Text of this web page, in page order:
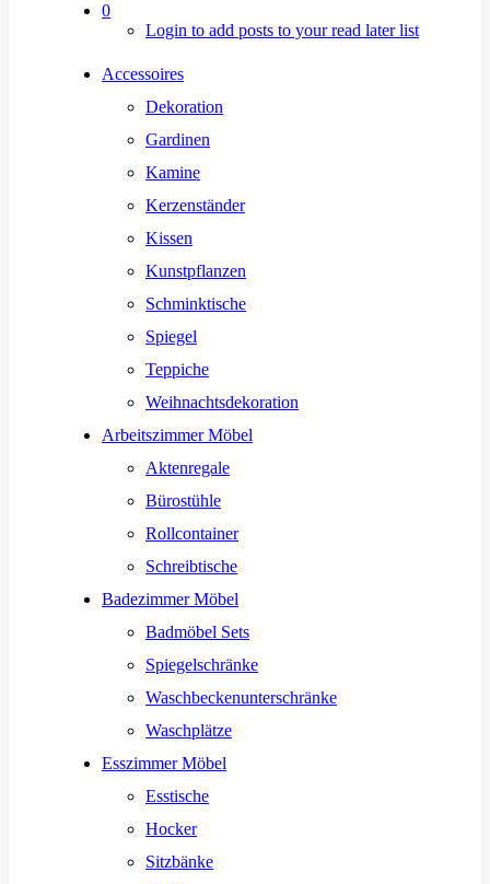
0
Login to add posts to your read later list
Accessoires
Dekoration
Gardinen
Kamine
Kerzenständer
Kissen
Kunstpflanzen
Schminktische
Spiegel
Teppiche
Weihnachtsdekoration
Arbeitszimmer Möbel
Aktenregale
Bürostühle
Rollcontainer
Schreibtische
Badezimmer Möbel
Badmöbel Sets
Spiegelschränke
Waschbeckenunterschränke
Waschplätze
Esszimmer Möbel
Esstische
Hocker
Sitzbänke